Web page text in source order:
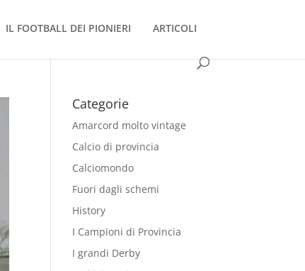
IL FOOTBALL DEI PIONIERI ARTICOLI
Categorie
Amarcord molto vintage
Calcio di provincia
Calciomondo
Fuori dagli schemi
History
I Campioni di Provincia
I grandi Derby